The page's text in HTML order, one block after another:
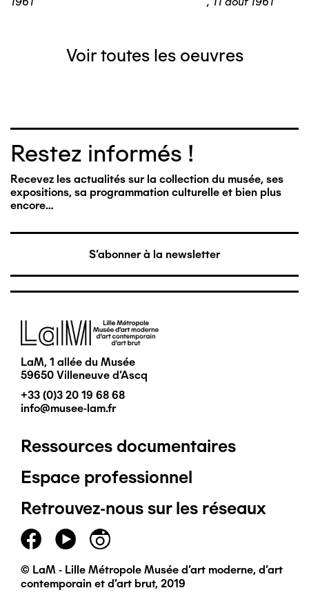
Voir toutes les oeuvres
Restez informés !
Recevez les actualités sur la collection du musée, ses
expositions, sa programmation culturelle et bien plus
encore…
S'abonner à la newsletter
Image
LaM, 1 allée du Musée
59650 Villeneuve d'Ascq
+33 (0)3 20 19 68 68
info@musee-lam.fr
Pied
de
page
principal
Ressources documentaires
Espace professionnel
Retrouvez-nous sur les réseaux
© LaM - Lille Métropole Musée d'art moderne, d'art
contemporain et d'art brut, 2019